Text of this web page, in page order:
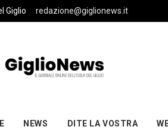
Giglio redazione@giglionews.it
NEWS DITE LA VOSTRA